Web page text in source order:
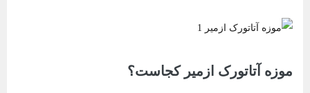
موزه آتاتورک ازمیر کجاست؟